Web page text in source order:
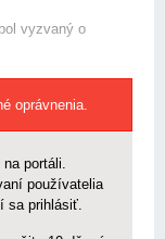
vyzvaný o
oprávnenia.
portáli.
používatelia
sa prihlásiť.